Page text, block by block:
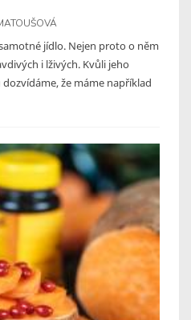
jídlo. Nejen proto o něm
i lživých. Kvůli jeho
že máme například